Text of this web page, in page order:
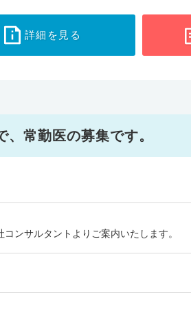
詳細を見る
常勤医の募集です。
ンサルタントよりご案内いたします。